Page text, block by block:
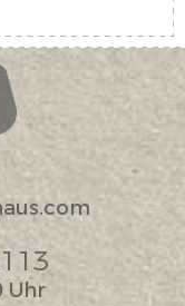
Uhr